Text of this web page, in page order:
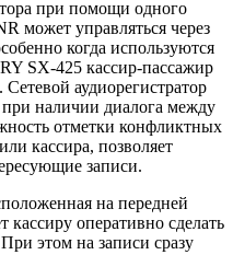
при помощи одного
может управляться через
когда используются
SX-425 кассир-пассажир
аудиорегистратор
при наличии диалога между
отметки конфликтных
кассира, позволяет
записи.
на передней
кассиру оперативно сделать
этом на записи сразу